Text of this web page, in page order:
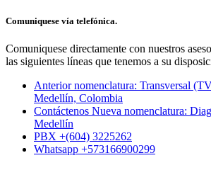
Comuniquese vía telefónica.
Comuniquese directamente con nuestros
las siguientes líneas que tenemos a su
Anterior nomenclatura: Transversal
Medellín, Colombia
Contáctenos Nueva nomenclatura:
Medellín
PBX +(604) 3225262
Whatsapp +573166900299